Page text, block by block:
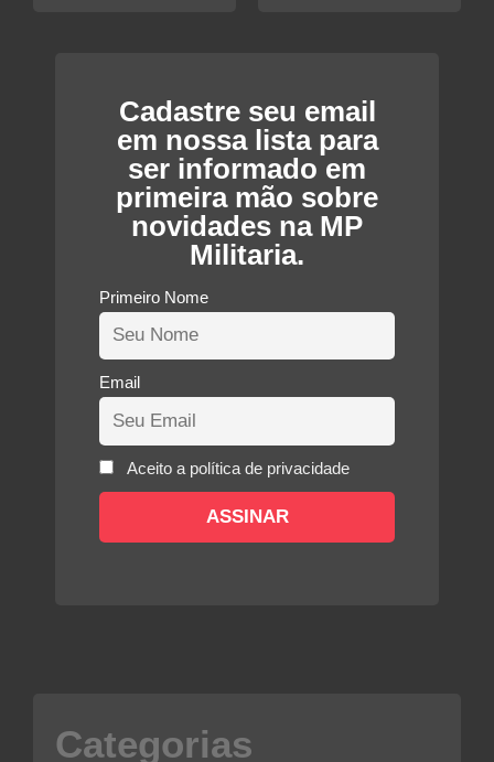
Cadastre seu email
em nossa lista para
ser informado em
primeira mão sobre
novidades na MP
Militaria.
Primeiro Nome
Email
Aceito a política de privacidade
Categorias